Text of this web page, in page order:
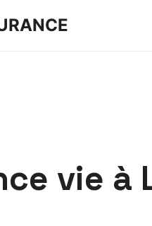
vie à